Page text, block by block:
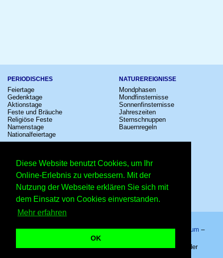
Diese Website benutzt Cookies, um Ihr
Online-Erlebnis zu verbessern. Mit der
Nutzung der Webseite erklären Sie sich mit
dem Einsatz von Cookies einverstanden.
Mehr erfahren
OK
PERIODISCHES
Feiertage
Gedenktage
Aktionstage
Feste und Bräuche
Religiöse Feste
Namenstage
Nationalfeiertage
NATUREREIGNISSE
Mondphasen
Mondfinsternisse
Sonnenfinsternisse
Jahreszeiten
Sternschnuppen
Bauernregeln
Kinostarts
Festivals
Fußball
Comedy
Shows
Sternzeichen
Schalttage
Messen
Erinnerungen
Volksfeste
Startseite–Kalender–Lexikon–App–Sitemap–Impressum –
Datenschutzhinweis
Singin‘-in-the-Rain-Tag – Copyright © 2026 Kleiner Kalender